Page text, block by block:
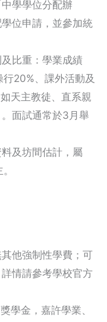
中學學位分配辦
位申請，並參加統
比重：學業成績
20%、課外活動及
天主教徒、直系親
面試通常於3月舉
料及坊間估計，屬
他強制性學費；可
情請參考學校官方
學金，嘉許學業、